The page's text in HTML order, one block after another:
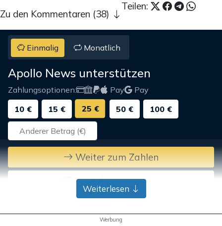
Teilen:
Zu den Kommentaren (38)
Einmalig Monatlich
Apollo News unterstützen
Zahlungsoptionen: Pay
Pay
10 €
15 € 25 € 50 € 100 €
Weiter zum Zahlen
Bank-Überweisung
Weiterlesen
Werbung